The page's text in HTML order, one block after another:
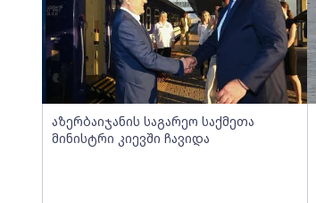
აზერბაიჯანის საგარეო საქმეთა
მინისტრი კიევში ჩავიდა